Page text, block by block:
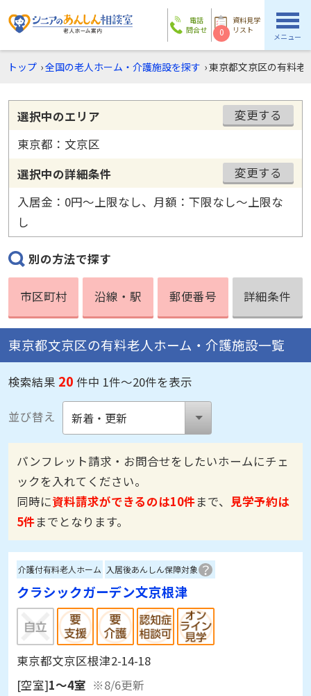
電話
問合せ
資料見学
リスト
0 メニュー
トップ ›全国の老人ホーム・介護施設を探す ›東京都文京区の有料老
選択中のエリア
変更する
東京都：文京区
選択中の詳細条件
変更する
入居金：0円〜上限なし、月額：下限なし〜上限な
し
別の方法で探す
市区町村 沿線・駅 郵便番号 詳細条件
東京都文京区の有料老人ホーム・介護施設一覧
検索結果 20 件中 1件～20件を表示
並び替え
パンフレット請求・お問合せをしたいホームにチェ
ックを入れてください。
同時に資料請求ができるのは10件まで、 見学予約は
5件までとなります。
介護付有料老人ホーム 入居後あんしん保障対象
クラシックガーデン文京根津
東京都文京区根津2-14-18
[空室]1～4室 ※8/6更新